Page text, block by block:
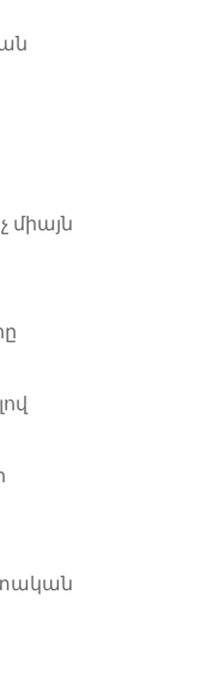
միայն